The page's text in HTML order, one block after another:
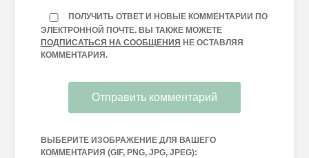
ПОЛУЧИТЬ ОТВЕТ И НОВЫЕ КОММЕНТАРИИ ПО
ЭЛЕКТРОННОЙ ПОЧТЕ. ВЫ ТАКЖЕ МОЖЕТЕ
ПОДПИСАТЬСЯ НА СООБЩЕНИЯ НЕ ОСТАВЛЯЯ
КОММЕНТАРИЯ.
ВЫБЕРИТЕ ИЗОБРАЖЕНИЕ ДЛЯ ВАШЕГО
КОММЕНТАРИЯ (GIF, PNG, JPG, JPEG):